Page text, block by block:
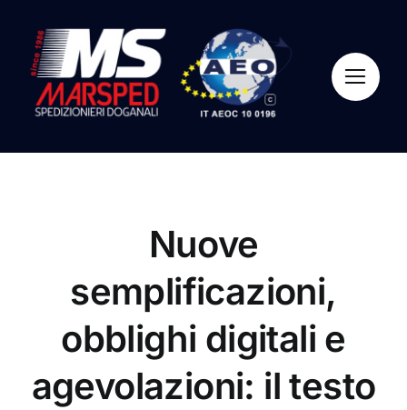
contenuto
Nuove
semplificazioni,
obblighi digitali e
agevolazioni: il testo